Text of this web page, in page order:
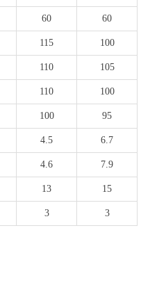
60 60
115 100
110 105
110 100
100 95
4.5 6.7
4.6 7.9
13 15
3 3